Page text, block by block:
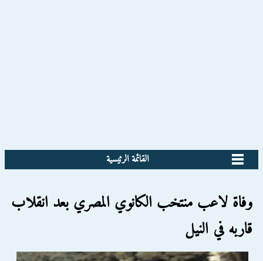
القائمة الرئيسية
وفاة لاعب منتخب الكانوي المصري بعد انقلاب
قاربه في النيل